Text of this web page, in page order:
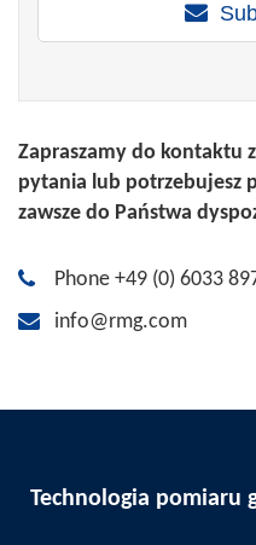
Zapraszamy do kontaktu
pytania lub potrzebujesz
zawsze do Państwa
Phone +49 (0) 6033
info@rmg.com
Technologia pomiaru